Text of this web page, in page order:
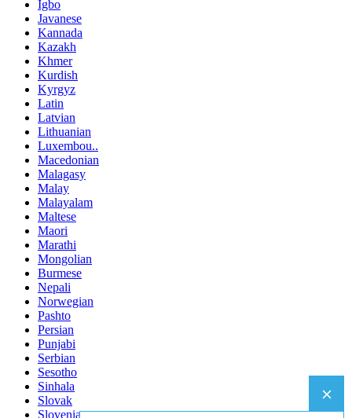
Igbo
Javanese
Kannada
Kazakh
Khmer
Kurdish
Kyrgyz
Latin
Latvian
Lithuanian
Luxembou..
Macedonian
Malagasy
Malay
Malayalam
Maltese
Maori
Marathi
Mongolian
Burmese
Nepali
Norwegian
Pashto
Persian
Punjabi
Serbian
Sesotho
Sinhala
Slovak
Slovenian